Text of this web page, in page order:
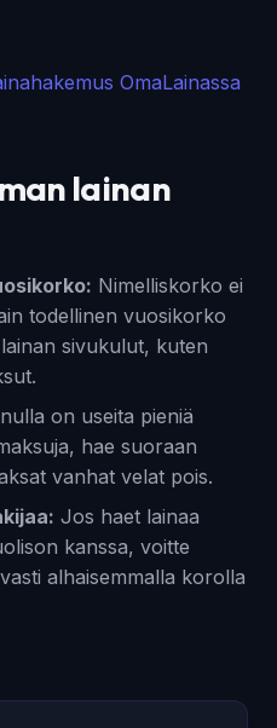
OmaLainassa
lainan
Nimelliskorko ei
todellinen vuosikorko
sivukulut, kuten
on useita pieniä
hae suoraan
vanhat velat pois.
Jos haet lainaa
kanssa, voitte
alhaisemmalla korolla